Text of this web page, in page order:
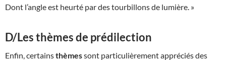
Dont l’angle est heurté par des tourbillons de lumière. »
D/Les thèmes de prédilection
Enfin, certainsthèmessont particulièrement appréciés des